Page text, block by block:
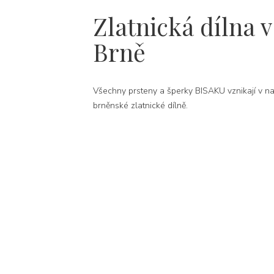
Zlatnická dílna v
Brně
Všechny prsteny a šperky BISAKU vznikají v
brněnské zlatnické dílně.